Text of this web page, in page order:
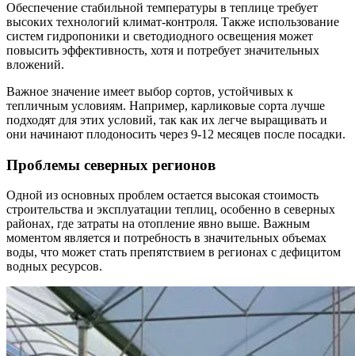
Обеспечение стабильной температуры в теплице требует
высоких технологий климат-контроля. Также использование
систем гидропоники и светодиодного освещения может
повысить эффективность, хотя и потребует значительных
вложений.
Важное значение имеет выбор сортов, устойчивых к
тепличным условиям. Например, карликовые сорта лучше
подходят для этих условий, так как их легче выращивать и
они начинают плодоносить через 9-12 месяцев после посадки.
Проблемы северных регионов
Одной из основных проблем остается высокая стоимость
строительства и эксплуатации теплиц, особенно в северных
районах, где затраты на отопление явно выше. Важным
моментом является и потребность в значительных объемах
воды, что может стать препятствием в регионах с дефицитом
водных ресурсов.